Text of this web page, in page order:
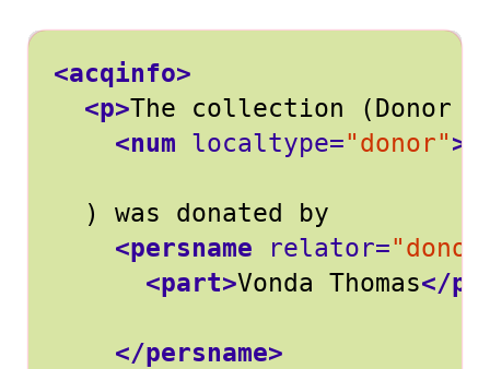
<acqinfo>
<p>
<num
localtype="donor">
<persname
relator=
<part>Vonda Thomas</
</persname>